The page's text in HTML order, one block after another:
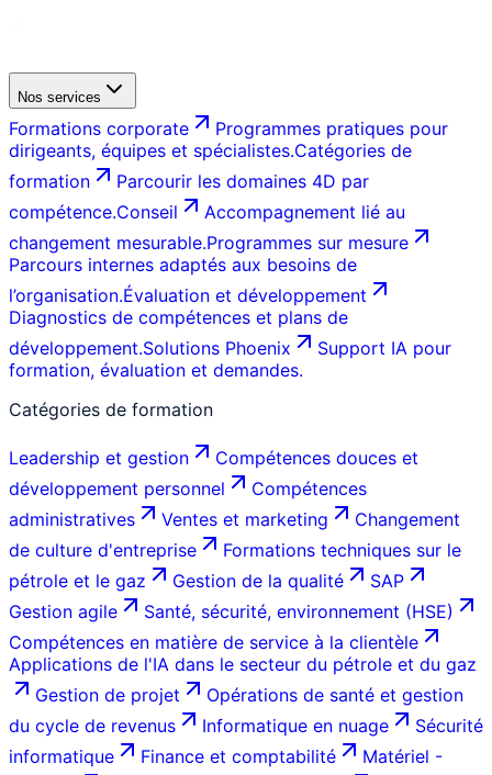
Nos services
Formations corporate
Programmes pratiques pour
dirigeants, équipes et spécialistes.Catégories de
formation
Parcourir les domaines 4D par
compétence.Conseil
Accompagnement lié au
changement mesurable.Programmes sur mesure
Parcours internes adaptés aux besoins de
l’organisation.Évaluation et développement
Diagnostics de compétences et plans de
développement.Solutions Phoenix
Support IA pour
formation, évaluation et demandes.
Catégories de formation
Leadership et gestion
Compétences douces et
développement personnel
Compétences
administratives
Ventes et marketing
Changement
de culture d'entreprise
Formations techniques sur le
pétrole et le gaz
Gestion de la qualité
SAP
Gestion agile
Santé, sécurité, environnement (HSE)
Compétences en matière de service à la clientèle
Applications de l'IA dans le secteur du pétrole et du gaz
Gestion de projet
Opérations de santé et gestion
du cycle de revenus
Informatique en nuage
Sécurité
informatique
Finance et comptabilité
Matériel -